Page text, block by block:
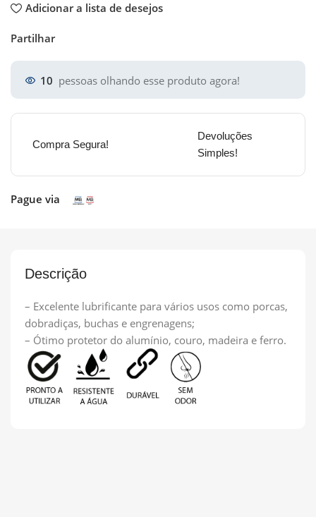
Adicionar a lista de desejos
Partilhar
10 pessoas olhando esse produto agora!
Compra Segura!
Devoluções
Simples!
Pague via
Descrição
– Excelente lubrificante para vários usos como porcas,
dobradiças, buchas e engrenagens;
– Ótimo protetor do alumínio, couro, madeira e ferro.